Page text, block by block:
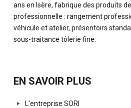
ans en Isère, fabrique des produits
professionnelle : rangement
véhicule et atelier, présentoirs
sous-traitance tôlerie fine.
EN SAVOIR PLUS
L'entreprise SORI